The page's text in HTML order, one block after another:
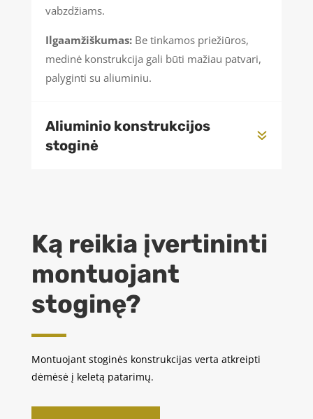
vabzdžiams.
Ilgaamžiškumas:Be tinkamos priežiūros,
medinė konstrukcija gali būti mažiau patvari,
palyginti su aliuminiu.
Aliuminio konstrukcijos
stoginė
Ką reikia įvertininti
montuojant
stoginę?
Montuojant stoginės konstrukcijas verta atkreipti
dėmėsė į keletą patarimų.